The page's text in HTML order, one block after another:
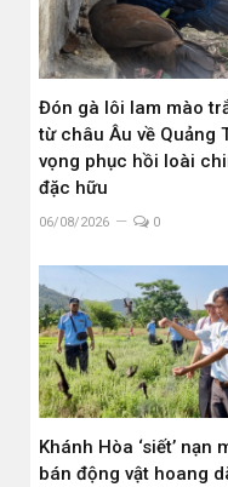
Đón gà lôi lam mào
từ châu Âu về Quảng
vọng phục hồi loài
đặc hữu
06/08/2026 0
Khánh Hòa ‘siết’ nạn
bán động vật hoang